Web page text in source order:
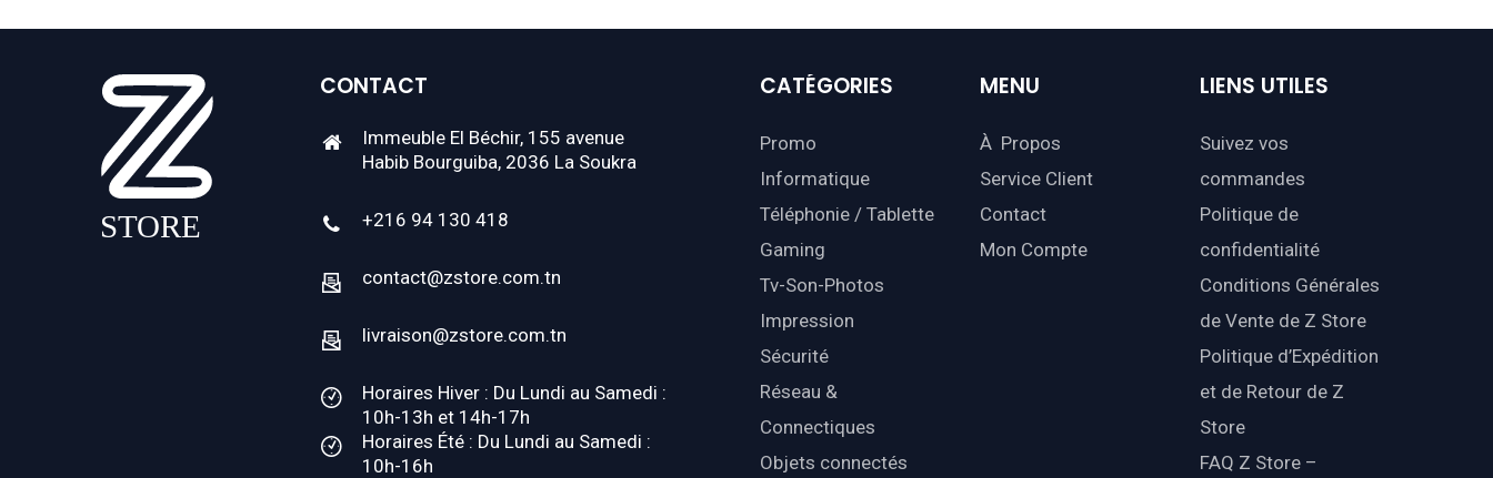
CONTACT
Immeuble El Béchir, 155 avenue
Habib Bourguiba, 2036 La Soukra
+216 94 130 418
contact@zstore.com.tn
livraison@zstore.com.tn
Horaires Hiver : Du Lundi au Samedi :
10h-13h et 14h-17h
Horaires Été : Du Lundi au Samedi :
10h-16h
CATÉGORIES
Promo
Informatique
Téléphonie / Tablette
Gaming
Tv-Son-Photos
Impression
Sécurité
Réseau &
Connectiques
Objets connectés
MENU
À Propos
Service Client
Contact
Mon Compte
LIENS UTILES
Suivez vos
commandes
Politique de
confidentialité
Conditions Générales
de Vente de Z Store
Politique d’Expédition
et de Retour de Z
Store
FAQ Z Store –